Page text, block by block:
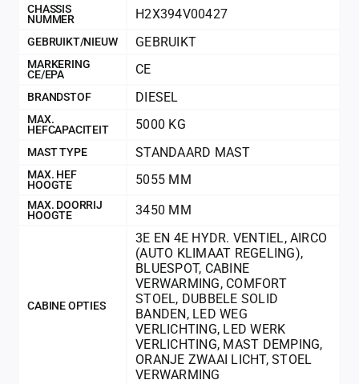
CHASSIS
NUMMER
H2X394V00427
GEBRUIKT/NIEUW GEBRUIKT
MARKERING
CE/EPA
CE
BRANDSTOF DIESEL
MAX.
HEFCAPACITEIT
5000 KG
MAST TYPE STANDAARD MAST
MAX. HEF
HOOGTE
5055 MM
MAX. DOORRIJ
HOOGTE
3450 MM
CABINE OPTIES
3E EN 4E HYDR. VENTIEL,AIRCO
(AUTO KLIMAAT REGELING),
BLUESPOT, CABINE
VERWARMING, COMFORT
STOEL, DUBBELE SOLID
BANDEN , LED WEG
VERLICHTING, LED WERK
VERLICHTING, MAST DEMPING,
ORANJE ZWAAI LICHT,STOEL
VERWARMING